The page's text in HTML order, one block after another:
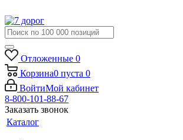
Отложенные 0
Корзина0 пуста 0
ВойтиМой кабинет
8-800-101-88-67
Заказать звонок
Каталог